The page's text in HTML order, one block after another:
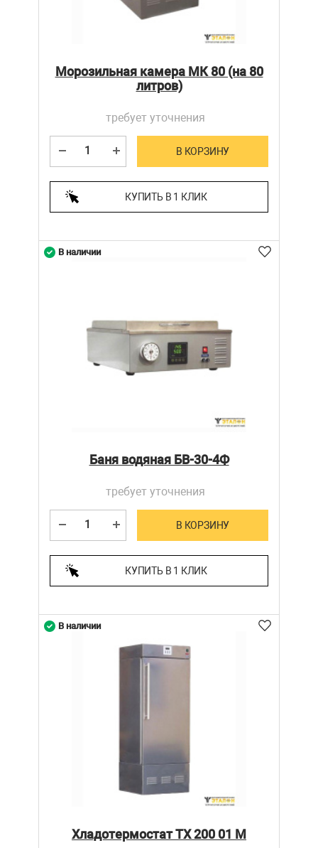
Морозильная камера МК 80 (на 80
литров)
требует уточнения
В КОРЗИНУ
КУПИТЬ В 1 КЛИК
Баня водяная БВ-30-4Ф
требует уточнения
В КОРЗИНУ
КУПИТЬ В 1 КЛИК
В наличии
Хладотермостат ТХ 200 01 М
В наличии